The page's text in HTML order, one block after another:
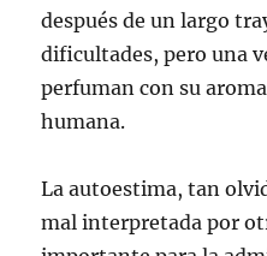
después de un largo
dificultades, pero una
perfuman con su
humana.
La autoestima, tan
mal interpretada por